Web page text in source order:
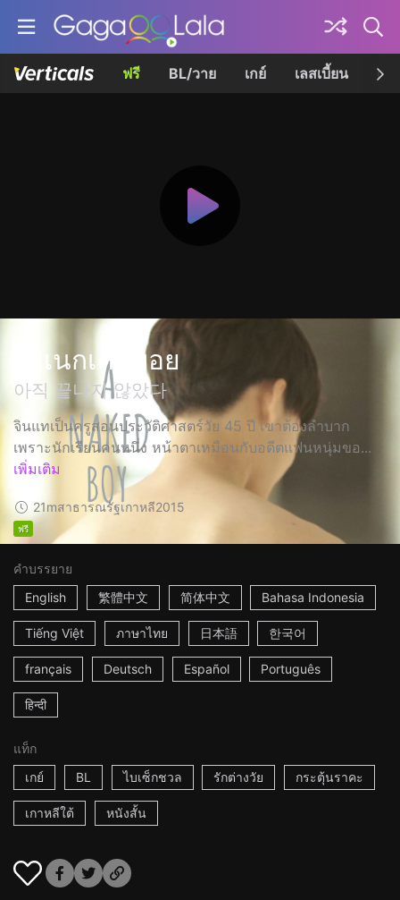
ฟรี BL/วาย เกย์ เลสเบี้ยน เค
อะเนกเคดบอย
아직 끝나지 않았다
จินแทเป็นครูสอนประวัติศาสตร์วัย 45 ปี เขาต้องลำบาก
เพราะนักเรียนคนหนึ่ง หน้าตาเหมือนกับอดีตแฟนหนุ่มขอ...
เพิ่มเติม
21mสาธารณรัฐเกาหลี2015
ฟรี
คำบรรยาย
English
繁體中文 简体中文 Bahasa Indonesia
Tiếng Việt ภาษาไทย 日本語 한국어
français Deutsch Español Português
हिन्दी
แท็ก
เกย์
BL ไบเซ็กชวล รักต่างวัย กระตุ้นราคะ
เกาหลีใต้ หนังสั้น